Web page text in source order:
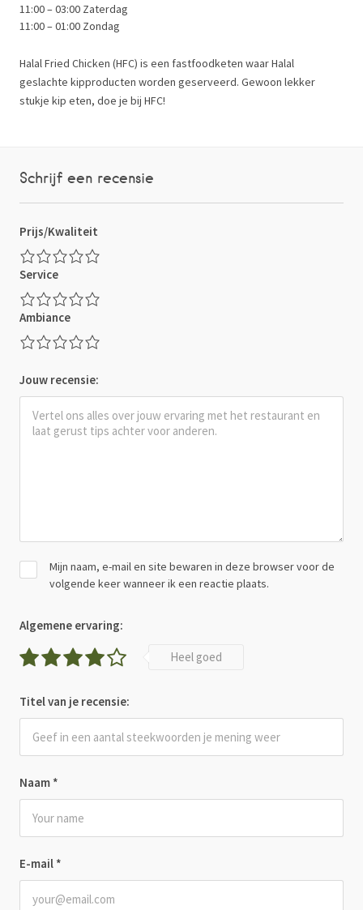
11:00 – 03:00 Zaterdag
11:00 – 01:00 Zondag
Halal Fried Chicken (HFC) is een fastfoodketen waar Halal
geslachte kipproducten worden geserveerd. Gewoon lekker
stukje kip eten, doe je bij HFC!
Schrijf een recensie
Prijs/Kwaliteit
Service
Ambiance
Jouw recensie:
Naam *
E-mail *
Mijn naam, e-mail en site bewaren in deze browser voor de
volgende keer wanneer ik een reactie plaats.
Algemene ervaring:
Heel goed
Titel van je recensie: